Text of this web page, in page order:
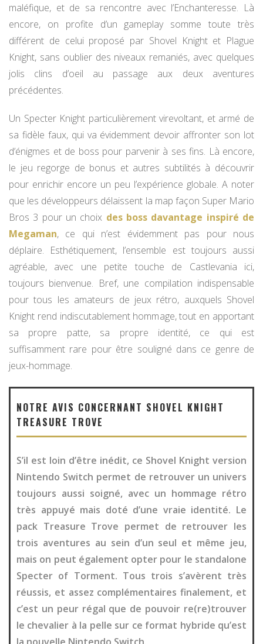
maléfique, et de sa rencontre avec l’Enchanteresse. Là
encore, on profite d’un gameplay somme toute très
différent de celui proposé par Shovel Knight et Plague
Knight, sans oublier des niveaux remaniés, avec quelques
jolis clins d’oeil au passage aux deux aventures
précédentes.
Un Specter Knight particulièrement virevoltant, et armé de
sa fidèle faux, qui va évidemment devoir affronter son lot
d’énigmes et de boss pour parvenir à ses fins. Là encore,
le jeu regorge de bonus et autres subtilités à découvrir
pour enrichir encore un peu l’expérience globale. A noter
que les développeurs délaissent la map façon Super Mario
Bros 3 pour un choix des boss davantage inspiré de
Megaman, ce qui n’est évidemment pas pour nous
déplaire. Esthétiquement, l’ensemble est toujours aussi
agréable, avec une petite touche de Castlevania ici,
toujours bienvenue. Bref, une compilation indispensable
pour tous les amateurs de jeux rétro, auxquels Shovel
Knight rend indiscutablement hommage, tout en apportant
sa propre patte, sa propre identité, ce qui est
suffisamment rare pour être souligné dans ce genre de
jeux-hommage.
NOTRE AVIS CONCERNANT SHOVEL KNIGHT
TREASURE TROVE
S’il est loin d’être inédit, ce Shovel Knight version
Nintendo Switch permet de retrouver un univers
toujours aussi soigné, avec un hommage rétro
très appuyé mais doté d’une vraie identité. Le
pack Treasure Trove permet de retrouver les
trois aventures au sein d’un seul et même jeu,
mais on peut également opter pour le standalone
Specter of Torment. Tous trois s’avèrent très
réussis, et assez complémentaires finalement, et
c’est un peur régal que de pouvoir re(re)trouver
le chevalier à la pelle sur ce format hybride qu’est